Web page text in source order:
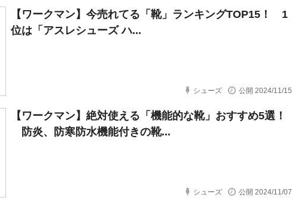
【ワークマン】今売れてる「靴」ランキングTOP15！ 1
位は「アスレシューズ ハ...
シューズ 公開 2024/11/15
【ワークマン】絶対使える「機能的な靴」おすすめ5選！
防炎、防寒防水機能付きの靴...
シューズ 公開 2024/11/07